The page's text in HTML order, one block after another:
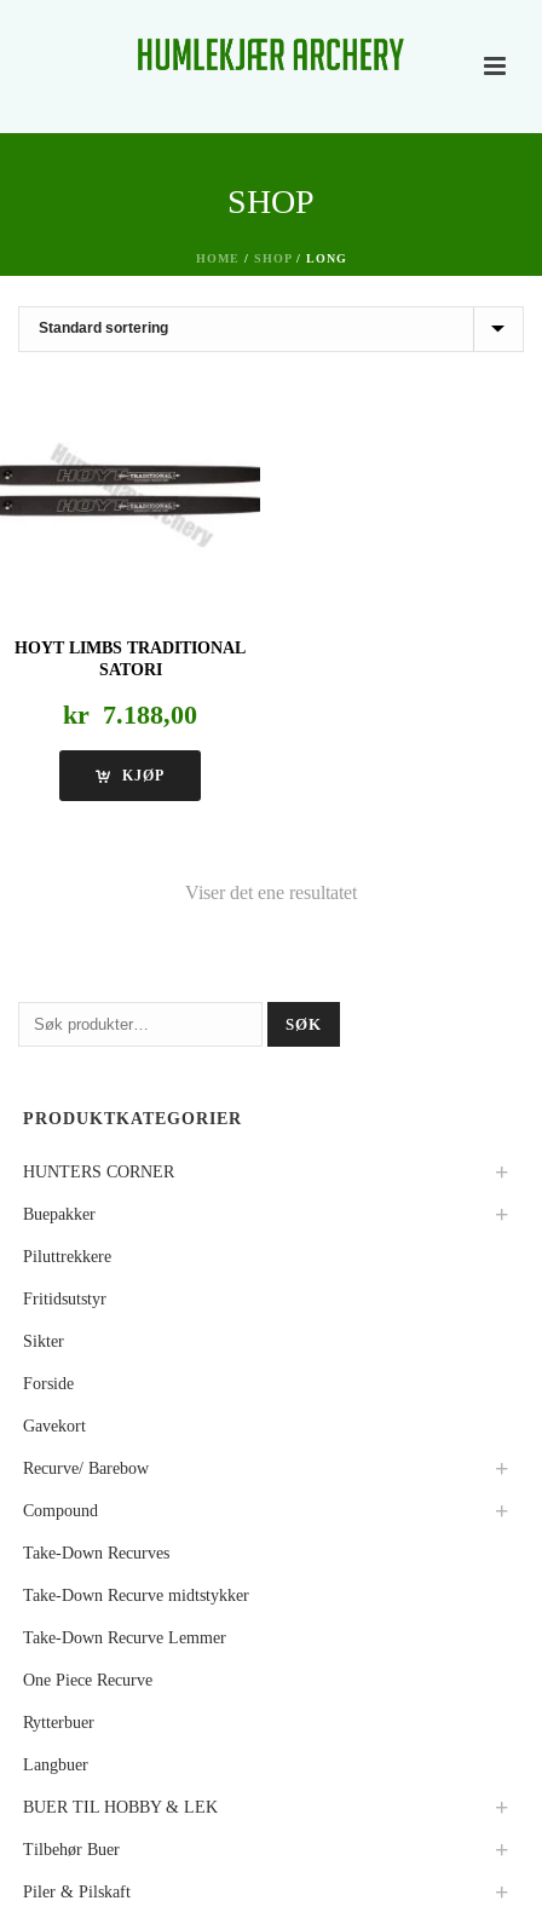
SHOP
HOME / SHOP/ LONG
HOYT LIMBS TRADITIONAL
SATORI
kr 7.188,00
KJØP
Viser det ene resultatet
Søk
etter:
SØK
PRODUKTKATEGORIER
HUNTERS CORNER
Buepakker
Piluttrekkere
Fritidsutstyr
Sikter
Forside
Gavekort
Recurve/ Barebow
Compound
Take-Down Recurves
Take-Down Recurve midtstykker
Take-Down Recurve Lemmer
One Piece Recurve
Rytterbuer
Langbuer
BUER TIL HOBBY & LEK
Tilbehør Buer
Piler & Pilskaft